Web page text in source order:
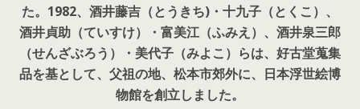
た。 1982、酒井藤吉（とうきち)・十九子（とくこ）、
酒井貞助（ていすけ）・富美江（ふみえ）、酒井泉三郎
（せんざぶろう）・美代子（みよこ）らは、好古堂蒐集
品を基として、父祖の地、松本市郊外に、日本浮世絵博
物館を創立しました。